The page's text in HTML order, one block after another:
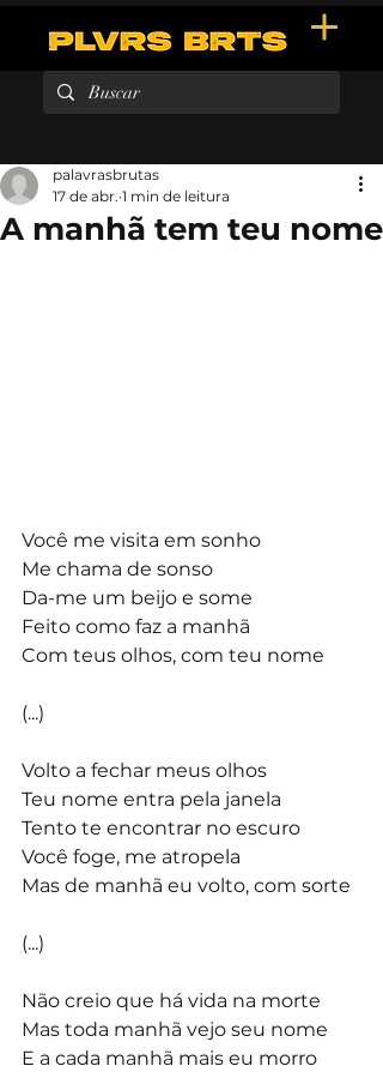
A manhã tem teu nome
palavrasbrutas
17 de abr. 1 min de leitura
Você me visita em sonho
Me chama de sonso
Da-me um beijo e some
Feito como faz a manhã
Com teus olhos, com teu nome
(...)
Volto a fechar meus olhos
Teu nome entra pela janela
Tento te encontrar no escuro
Você foge, me atropela
Mas de manhã eu volto, com sorte
(...)
Não creio que há vida na morte
Mas toda manhã vejo seu nome
E a cada manhã mais eu morro